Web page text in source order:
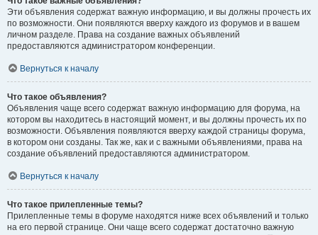
Эти объявления содержат важную информацию, и вы должны прочесть их
по возможности. Они появляются вверху каждого из форумов и в вашем
личном разделе. Права на создание важных объявлений
предоставляются администратором конференции.
Вернуться к началу
Что такое объявления?
Объявления чаще всего содержат важную информацию для форума, на
котором вы находитесь в настоящий момент, и вы должны прочесть их по
возможности. Объявления появляются вверху каждой страницы форума,
в котором они созданы. Так же, как и с важными объявлениями, права на
создание объявлений предоставляются администратором.
Вернуться к началу
Что такое прилепленные темы?
Прилепленные темы в форуме находятся ниже всех объявлений и только
на его первой странице. Они чаще всего содержат достаточно важную